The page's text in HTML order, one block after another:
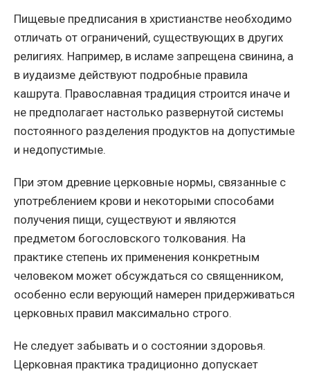
Пищевые предписания в христианстве необходимо
отличать от ограничений, существующих в других
религиях. Например, в исламе запрещена свинина, а
в иудаизме действуют подробные правила
кашрута. Православная традиция строится иначе и
не предполагает настолько развернутой системы
постоянного разделения продуктов на допустимые
и недопустимые.
При этом древние церковные нормы, связанные с
употреблением крови и некоторыми способами
получения пищи, существуют и являются
предметом богословского толкования. На
практике степень их применения конкретным
человеком может обсуждаться со священником,
особенно если верующий намерен придерживаться
церковных правил максимально строго.
Не следует забывать и о состоянии здоровья.
Церковная практика традиционно допускает